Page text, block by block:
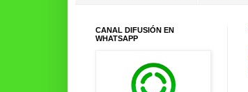
CANAL DIFUSIÓN EN
WHATSAPP